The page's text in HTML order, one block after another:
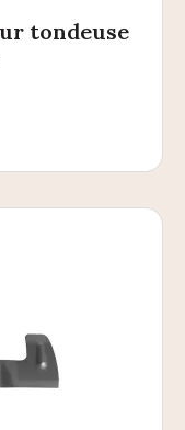
tondeuse